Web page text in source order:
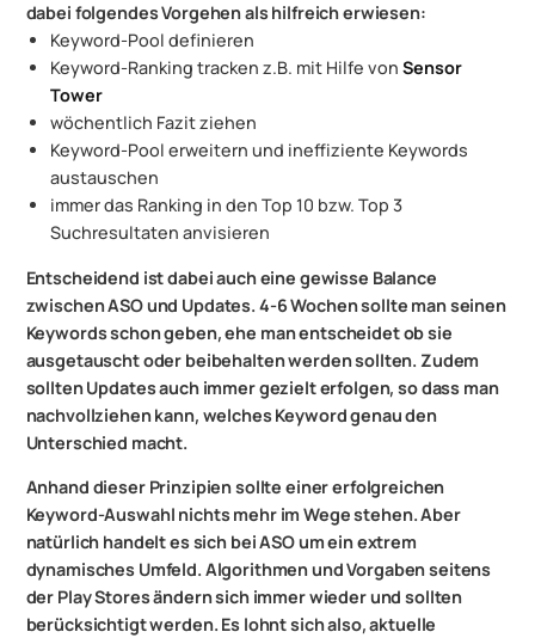
dabei folgendes Vorgehen als hilfreich erwiesen:
Keyword-Pool definieren
Keyword-Ranking tracken z.B. mit Hilfe von Sensor
Tower
wöchentlich Fazit ziehen
Keyword-Pool erweitern und ineffiziente Keywords
austauschen
immer das Ranking in den Top 10 bzw. Top 3
Suchresultaten anvisieren
Entscheidend ist dabei auch eine gewisse Balance
zwischen ASO und Updates. 4-6 Wochen sollte man seinen
Keywords schon geben, ehe man entscheidet ob sie
ausgetauscht oder beibehalten werden sollten. Zudem
sollten Updates auch immer gezielt erfolgen, so dass man
nachvollziehen kann, welches Keyword genau den
Unterschied macht.
Anhand dieser Prinzipien sollte einer erfolgreichen
Keyword-Auswahl nichts mehr im Wege stehen. Aber
natürlich handelt es sich bei ASO um ein extrem
dynamisches Umfeld. Algorithmen und Vorgaben seitens
der Play Stores ändern sich immer wieder und sollten
berücksichtigt werden. Es lohnt sich also, aktuelle